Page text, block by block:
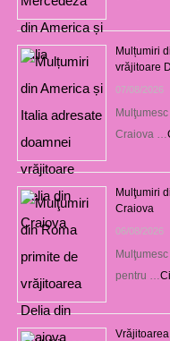
Mulțumiri
vrăjitoare
07/08/2026
Craiova …
Mulţumiri
Craiova
06/08/2026
pentru …